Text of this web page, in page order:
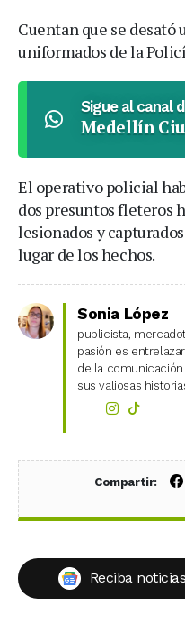
Cuentan que se desató
uniformados de la
Sigue al canal
Medellín
El operativo policial
dos presuntos fleteros
lesionados y
lugar de los hechos.
Sonia López
publicista,
pasión es
de la comunicación
sus valiosas
Compartir:
Reciba